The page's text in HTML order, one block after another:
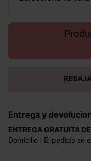
Entrega y
ENTREGA GRATUITA
Domicilio : El pedido se